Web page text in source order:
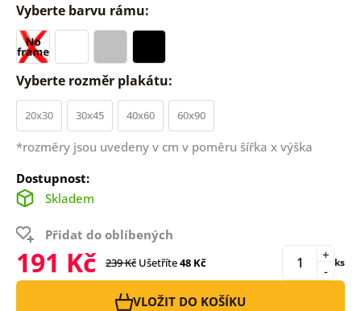
Vyberte barvu rámu:
Vyberte rozměr plakátu:
20x30 30x45 40x60 60x90
*rozměry jsou uvedeny v cm v poměru šířka x výška
Dostupnost:
Skladem
Přidat do oblíbených
191 Kč 239 Kč Ušetříte48 Kč -
+ ks
VLOŽIT DO KOŠÍKU